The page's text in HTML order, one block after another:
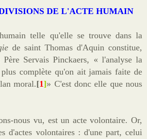
DE L'ACTE HUMAIN
telle qu'elle se trouve dans la
de saint Thomas d'Aquin constitue,
Servais Pinckaers, « l'analyse la
complète qu'on ait jamais faite de
moral.[1]» C'est donc elle que nous
nous vu, est un acte volontaire. Or,
d'actes volontaires : d'une part, celui